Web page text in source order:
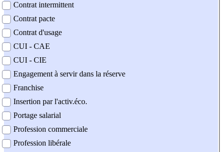
Contrat intermittent
Contrat pacte
Contrat d'usage
CUI - CAE
CUI - CIE
Engagement à servir dans la réserve
Franchise
Insertion par l'activ.éco.
Portage salarial
Profession commerciale
Profession libérale